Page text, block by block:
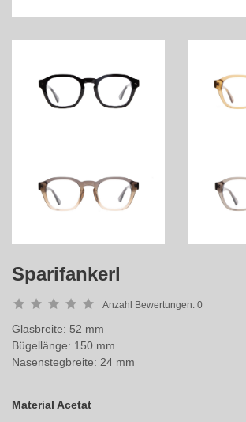
Sparifankerl
Anzahl Bewertungen: 0
Glasbreite: 52 mm
Bügellänge: 150 mm
Nasenstegbreite: 24 mm
Material Acetat